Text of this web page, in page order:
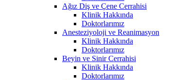
Ağız Diş ve Çene Cerrahisi
Klinik Hakkında
Doktorlarımız
Anesteziyoloji ve Reanimasyon
Klinik Hakkında
Doktorlarımız
Beyin ve Sinir Cerrahisi
Klinik Hakkında
Doktorlarımız